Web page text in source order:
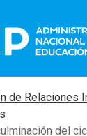
de Relaciones
del